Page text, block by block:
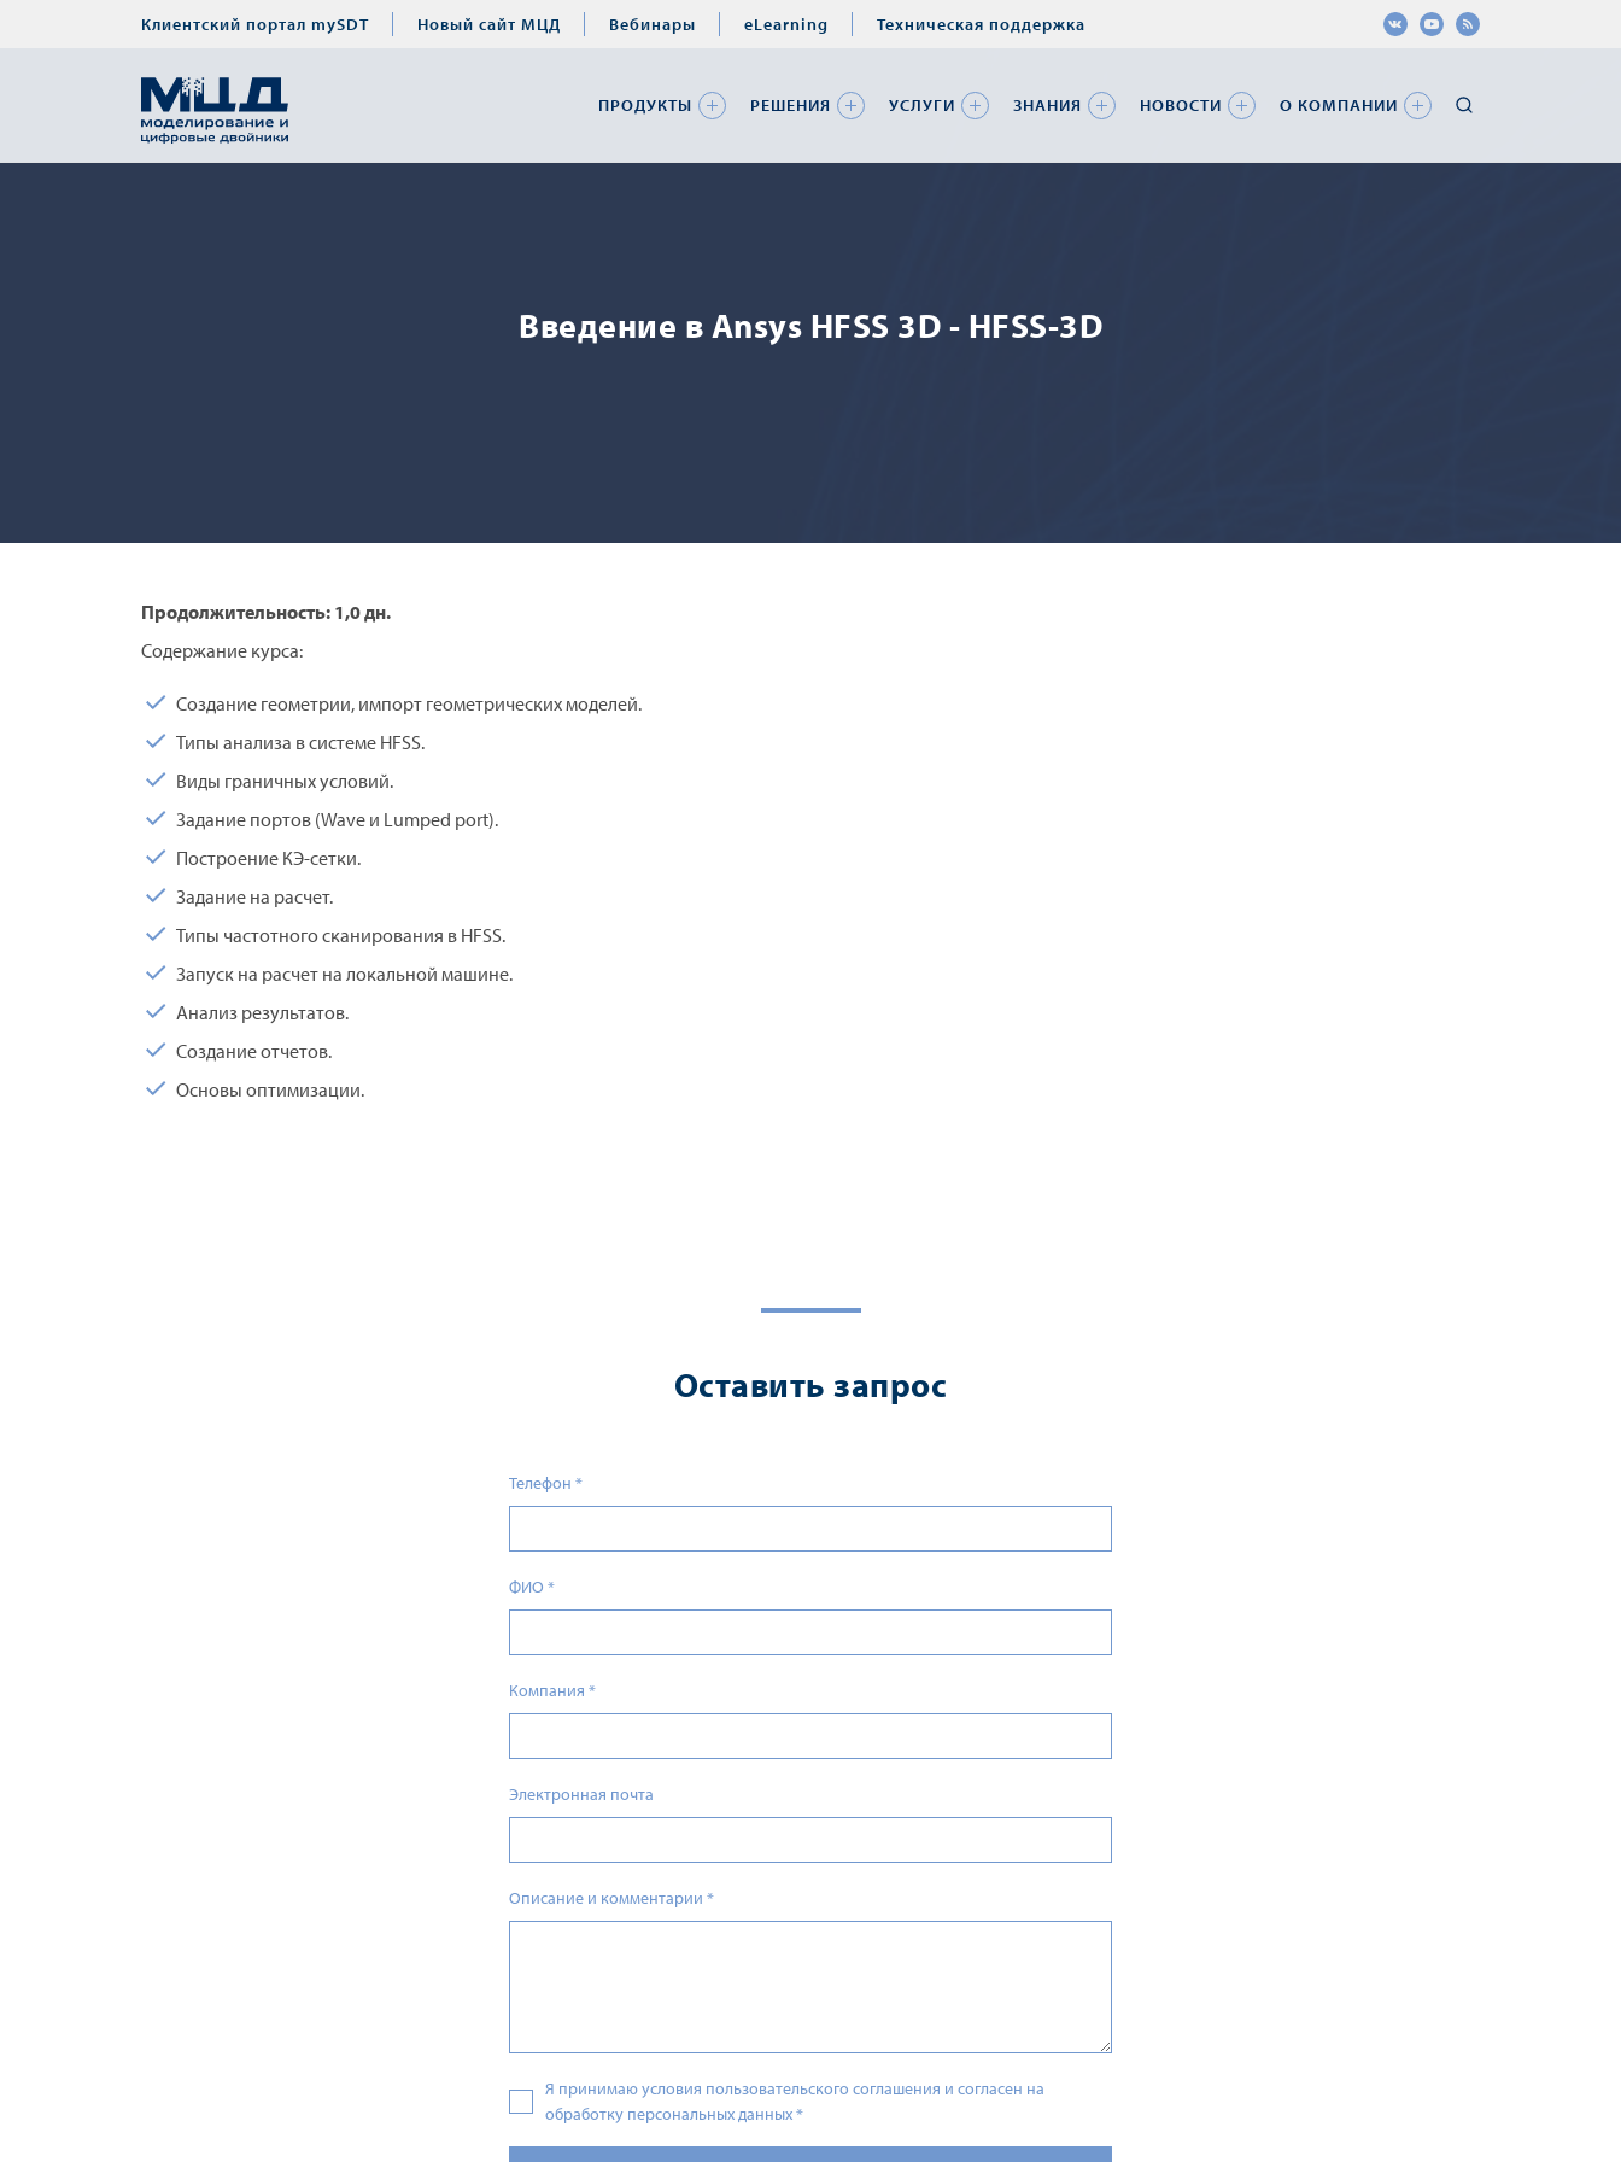
Клиентский портал mySDT Новый сайт МЦД Вебинары eLearning Техническая поддержка
ПРОДУКТЫ РЕШЕНИЯ УСЛУГИ ЗНАНИЯ НОВОСТИ О КОМПАНИИ
Введение в Ansys HFSS 3D - HFSS-3D
Продолжительность: 1,0 дн.
Содержание курса:
Создание геометрии, импорт геометрических моделей.
Типы анализа в системе HFSS.
Виды граничных условий.
Задание портов (Wave и Lumped port).
Построение КЭ-сетки.
Задание на расчет.
Типы частотного сканирования в HFSS.
Запуск на расчет на локальной машине.
Анализ результатов.
Создание отчетов.
Основы оптимизации.
Оставить запрос
Телефон *
ФИО *
Компания *
Электронная почта
Описание и комментарии *
Я принимаю условия пользовательского соглашения и согласен на
обработку персональных данных*